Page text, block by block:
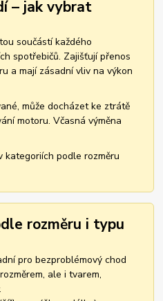
– jak vybrat
součástí každého
spotřebičů. Zajišťují přenos
a mají zásadní vliv na výkon
může docházet ke ztrátě
motoru. Včasná výměna
kategoriích podle rozměru
rozměru i typu
pro bezproblémový chod
ale i tvarem,